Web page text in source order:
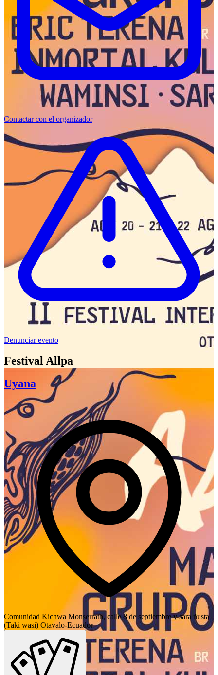
Contactar con el organizador
Denunciar evento
Festival Allpa
Uyana
Comunidad Kichwa Monserrath, calle 8 de septiembre y sara ñusta
(Taki wasi) Otavalo-Ecuador